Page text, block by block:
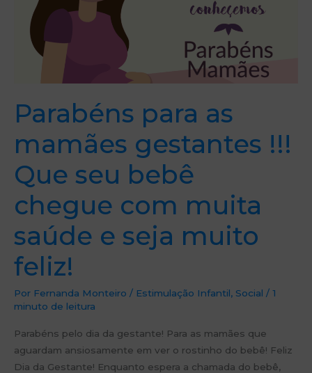
Parabéns para as
mamães gestantes !!!
Que seu bebê
chegue com muita
saúde e seja muito
feliz!
Por Fernanda Monteiro / Estimulação Infantil, Social / 1
minuto de leitura
Parabéns pelo dia da gestante! Para as mamães que
aguardam ansiosamente em ver o rostinho do bebê! Feliz
Dia da Gestante! Enquanto espera a chamada do bebê,
bebê
chegue
com
muita
saúde
e
muito
feliz!